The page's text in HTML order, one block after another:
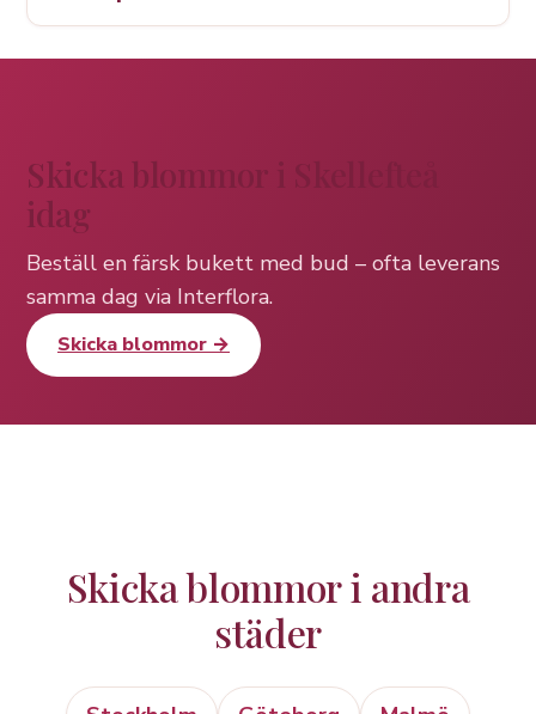
Skicka blommor i Skellefteå
idag
Beställ en färsk bukett med bud – ofta leverans
samma dag via Interflora.
Skicka blommor →
Skicka blommor i andra
städer